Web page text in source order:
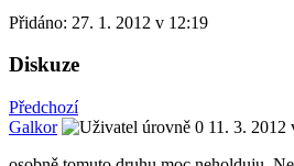
Přidáno: 27. 1. 2012 v 12:19
Diskuze
Předchozí
Galkor
11. 3. 2012